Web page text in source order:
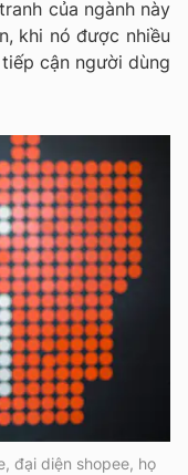
của ngành này
khi nó được nhiều
cận người dùng
đại diện shopee, họ